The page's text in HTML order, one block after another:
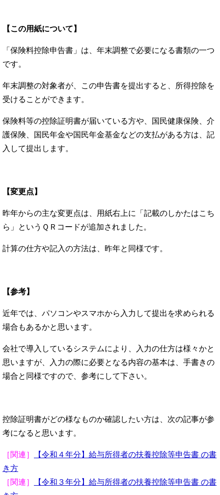
【この用紙について】
「保険料控除申告書」は、年末調整で必要になる書類の一つ
です。
年末調整の対象者が、この申告書を提出すると、所得控除を
受けることができます。
保険料等の控除証明書が届いている方や、国民健康保険、介
護保険、国民年金や国民年金基金などの支払がある方は、記
入して提出します。
【変更点】
昨年からの主な変更点は、用紙右上に「記載のしかたはこち
ら」というＱＲコードが追加されました。
計算の仕方や記入の方法は、昨年と同様です。
【参考】
近年では、パソコンやスマホから入力して提出を求められる
場合もあるかと思います。
会社で導入しているシステムにより、入力の仕方は様々かと
思いますが、入力の際に必要となる内容の基本は、手書きの
場合と同様ですので、参考にして下さい。
控除証明書がどの様なものか確認したい方は、次の記事が参
考になると思います。
［関連］
【令和４年分】給与所得者の扶養控除等申告書 の書
き方
［関連］
【令和３年分】給与所得者の扶養控除等申告書 の書